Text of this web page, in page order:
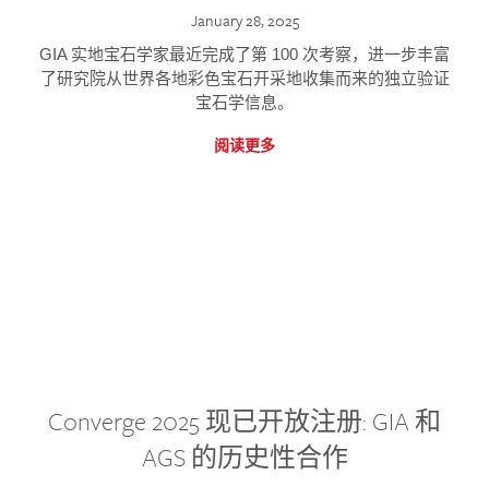
January 28, 2025
GIA 实地宝石学家最近完成了第 100 次考察，进一步丰富
了研究院从世界各地彩色宝石开采地收集而来的独立验证
宝石学信息。
阅读更多
Converge 2025 现已开放注册: GIA 和
AGS 的历史性合作